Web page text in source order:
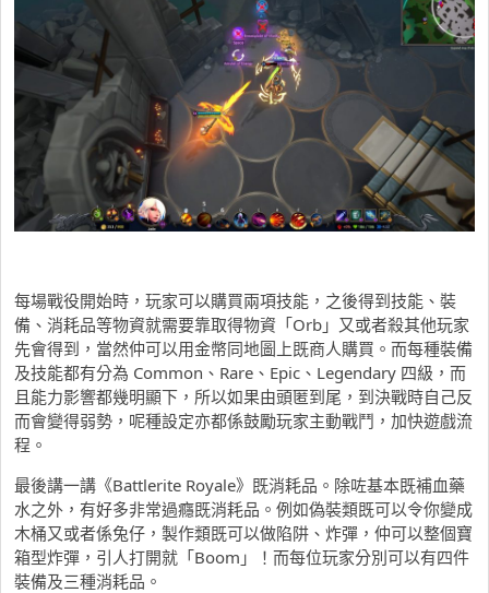
每場戰役開始時，玩家可以購買兩項技能，之後得到技能、裝
備、消耗品等物資就需要靠取得物資「Orb」又或者殺其他玩家
先會得到，當然仲可以用金幣同地圖上既商人購買。而每種裝備
及技能都有分為 Common、Rare、Epic、Legendary 四級，而
且能力影響都幾明顯下，所以如果由頭匿到尾，到決戰時自己反
而會變得弱勢，呢種設定亦都係鼓勵玩家主動戰鬥，加快遊戲流
程。
最後講一講《Battlerite Royale》既消耗品。除咗基本既補血藥
水之外，有好多非常過癮既消耗品。例如偽裝類既可以令你變成
木桶又或者係兔仔，製作類既可以做陷阱、炸彈，仲可以整個寶
箱型炸彈，引人打開就「Boom」！而每位玩家分別可以有四件
裝備及三種消耗品。